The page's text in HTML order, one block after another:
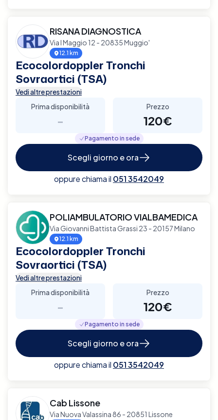
RISANA DIAGNOSTICA
Via I Maggio 12 - 20835 Muggio'
12.1 km
Ecocolordoppler Tronchi
Sovraortici (TSA)
Vedi altre prestazioni
Prima disponibilità
-
Prezzo
120€
Pagamento in sede
Scegli giorno e ora
oppure chiama il 051 3542049
POLIAMBULATORIO VIALBAMEDICA
Via Giovanni Battista Grassi 23 - 20157 Milano
12.1 km
Ecocolordoppler Tronchi
Sovraortici (TSA)
Vedi altre prestazioni
Prima disponibilità
-
Prezzo
120€
Pagamento in sede
Scegli giorno e ora
oppure chiama il 051 3542049
Cab Lissone
Via Nuova Valassina 86 - 20851 Lissone